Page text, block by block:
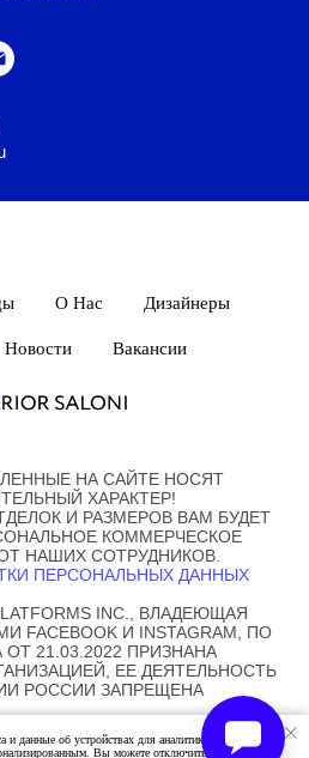
данные об устройствах для аналитики, чтобы ваше
Вы можете отключить cookie-файлы
О Нас Дизайнеры
Новости Вакансии
НА САЙТЕ НОСЯТ
ХАРАКТЕР!
И РАЗМЕРОВ ВАМ БУДЕТ
КОММЕРЧЕСКОЕ
НАШИХ СОТРУДНИКОВ.
ПЕРСОНАЛЬНЫХ ДАННЫХ
INC., ВЛАДЕЮЩАЯ
И INSTAGRAM, ПО
21.03.2022 ПРИЗНАНА
ЕЕ ДЕЯТЕЛЬНОСТЬ
РОССИИ ЗАПРЕЩЕНА
MOARRR_STUDIO